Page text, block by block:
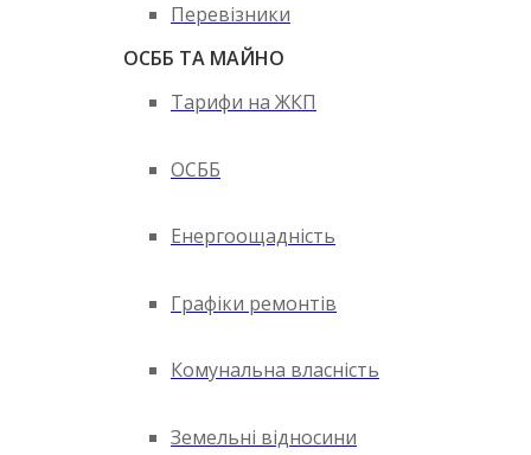
Перевізники
ОСББ ТА МАЙНО
Тарифи на ЖКП
ОСББ
Енергоощадність
Графіки ремонтів
Комунальна власність
Земельні відносини